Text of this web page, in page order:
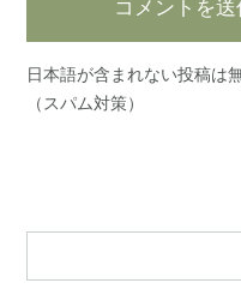
日本語が含まれない投稿は
（スパム対策）